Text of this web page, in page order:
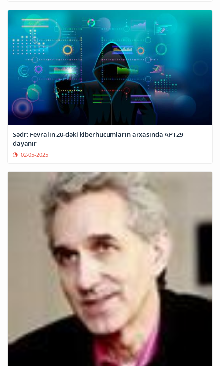
Sədr: Fevralın 20-dəki kiberhücumların arxasında APT29
dayanır
02-05-2025